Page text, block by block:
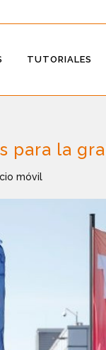
TUTORIALES
para la
móvil